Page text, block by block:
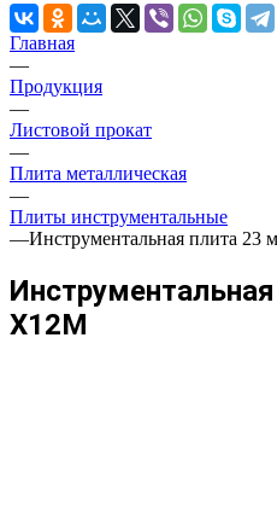
Главная
—
Продукция
—
Листовой прокат
—
Плита металлическая
—
Плиты инструментальные
—Инструментальная плита
Х12М